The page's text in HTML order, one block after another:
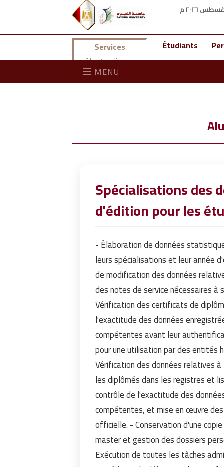
Services
électroniques
Étudiants
MENU
Spécialisations des
d'édition pour les
- Élaboration de données
leurs spécialisations et leur année
de modification des données
des notes de service nécessaires
Vérification des certificats de
l'exactitude des données
compétentes avant leur
pour une utilisation par des entités
Vérification des données relatives
les diplômés dans les registres et
contrôle de l'exactitude des
compétentes, et mise en œuvre
officielle. - Conservation d'une
master et gestion des dossiers
Exécution de toutes les tâches